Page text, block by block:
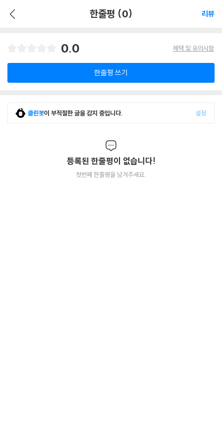
한줄평 (0) 리뷰
0.0 혜택 및 유의사항
한줄평 쓰기
클린봇이 부적절한 글을 감지 중입니다. 설정
등록된 한줄평이 없습니다!
첫번째 한줄평을 남겨주세요.